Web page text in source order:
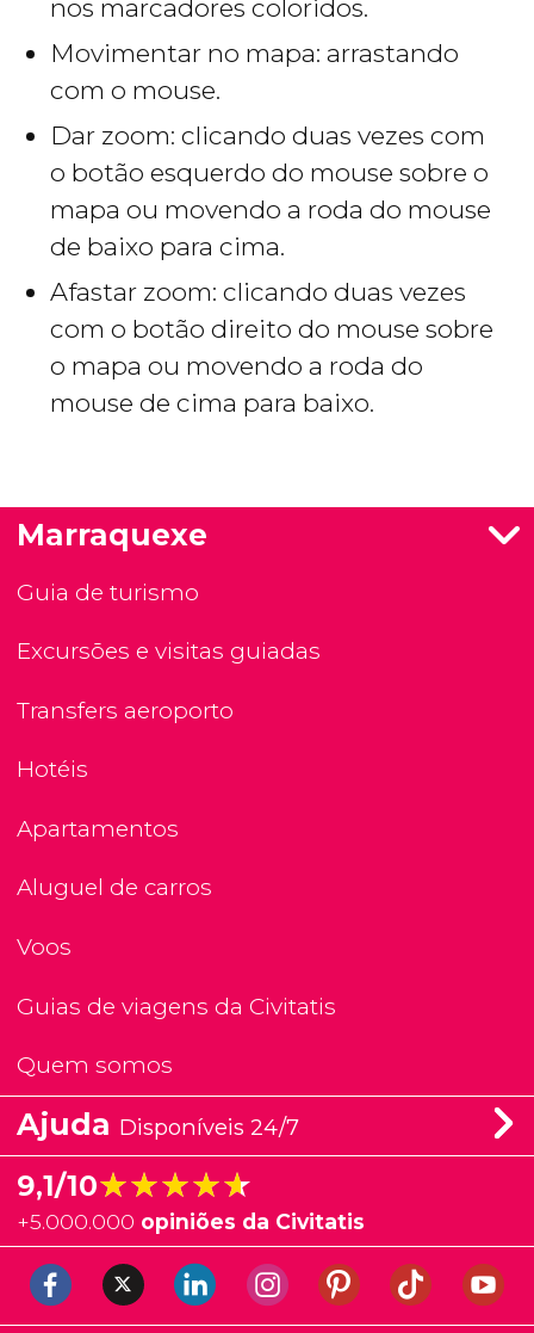
nos marcadores coloridos.
Movimentar no mapa: arrastando
com o mouse.
Dar zoom: clicando duas vezes com
o botão esquerdo do mouse sobre o
mapa ou movendo a roda do mouse
de baixo para cima.
Afastar zoom: clicando duas vezes
com o botão direito do mouse sobre
o mapa ou movendo a roda do
mouse de cima para baixo.
Marraquexe
Guia de turismo
Excursões e visitas guiadas
Transfers aeroporto
Hotéis
Apartamentos
Aluguel de carros
Voos
Guias de viagens da Civitatis
Quem somos
Ajuda Disponíveis 24/7
9,1/10★★★★★
★★★★★
+5.000.000 opiniões da Civitatis